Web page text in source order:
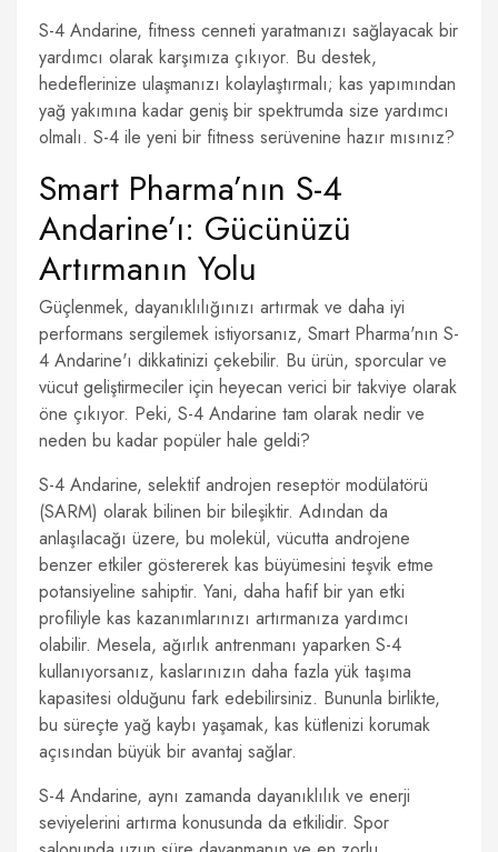
S-4 Andarine, fitness cenneti yaratmanızı sağlayacak bir
yardımcı olarak karşımıza çıkıyor. Bu destek,
hedeflerinize ulaşmanızı kolaylaştırmalı; kas yapımından
yağ yakımına kadar geniş bir spektrumda size yardımcı
olmalı. S-4 ile yeni bir fitness serüvenine hazır mısınız?
Smart Pharma’nın S-4
Andarine’ı: Gücünüzü
Artırmanın Yolu
Güçlenmek, dayanıklılığınızı artırmak ve daha iyi
performans sergilemek istiyorsanız, Smart Pharma'nın S-
4 Andarine'ı dikkatinizi çekebilir. Bu ürün, sporcular ve
vücut geliştirmeciler için heyecan verici bir takviye olarak
öne çıkıyor. Peki, S-4 Andarine tam olarak nedir ve
neden bu kadar popüler hale geldi?
S-4 Andarine, selektif androjen reseptör modülatörü
(SARM) olarak bilinen bir bileşiktir. Adından da
anlaşılacağı üzere, bu molekül, vücutta androjene
benzer etkiler göstererek kas büyümesini teşvik etme
potansiyeline sahiptir. Yani, daha hafif bir yan etki
profiliyle kas kazanımlarınızı artırmanıza yardımcı
olabilir. Mesela, ağırlık antrenmanı yaparken S-4
kullanıyorsanız, kaslarınızın daha fazla yük taşıma
kapasitesi olduğunu fark edebilirsiniz. Bununla birlikte,
bu süreçte yağ kaybı yaşamak, kas kütlenizi korumak
açısından büyük bir avantaj sağlar.
S-4 Andarine, aynı zamanda dayanıklılık ve enerji
seviyelerini artırma konusunda da etkilidir. Spor